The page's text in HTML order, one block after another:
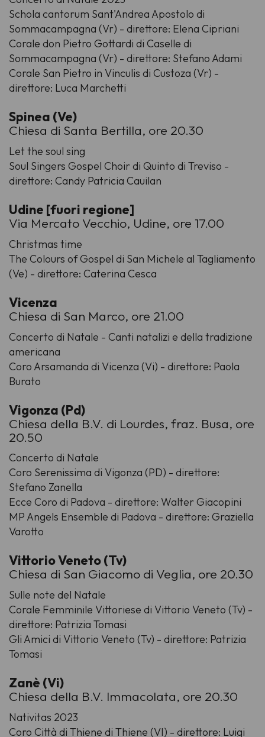
Schola cantorum Sant'Andrea Apostolo di
Sommacampagna (Vr) - direttore: Elena Cipriani
Corale don Pietro Gottardi di Caselle di
Sommacampagna (Vr) - direttore: Stefano Adami
Corale San Pietro in Vinculis di Custoza (Vr) -
direttore: Luca Marchetti
Spinea (Ve)
Chiesa di Santa Bertilla, ore 20.30
Let the soul sing
Soul Singers Gospel Choir di Quinto di Treviso -
direttore: Candy Patricia Cauilan
Udine [fuori regione]
Via Mercato Vecchio, Udine, ore 17.00
Christmas time
The Colours of Gospel di San Michele al Tagliamento
(Ve) - direttore: Caterina Cesca
Vicenza
Chiesa di San Marco, ore 21.00
Concerto di Natale - Canti natalizi e della tradizione
americana
Coro Arsamanda di Vicenza (Vi) - direttore: Paola
Burato
Vigonza (Pd)
Chiesa della B.V. di Lourdes, fraz. Busa, ore
20.50
Concerto di Natale
Coro Serenissima di Vigonza (PD) - direttore:
Stefano Zanella
Ecce Coro di Padova - direttore: Walter Giacopini
MP Angels Ensemble di Padova - direttore: Graziella
Varotto
Vittorio Veneto (Tv)
Chiesa di San Giacomo di Veglia, ore 20.30
Sulle note del Natale
Corale Femminile Vittoriese di Vittorio Veneto (Tv) -
direttore: Patrizia Tomasi
Gli Amici di Vittorio Veneto (Tv) - direttore: Patrizia
Tomasi
Zanè (Vi)
Chiesa della B.V. Immacolata, ore 20.30
Nativitas 2023
Coro Città di Thiene di Thiene (VI) - direttore: Luigi